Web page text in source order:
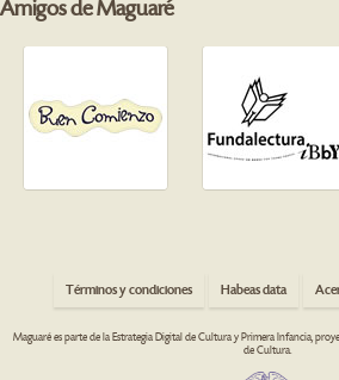
Amigos de Maguaré
Términos y condiciones Habeas data
Maguaré es parte de la Estrategia Digital de Cultura y Primera Infancia,
de Cultura.